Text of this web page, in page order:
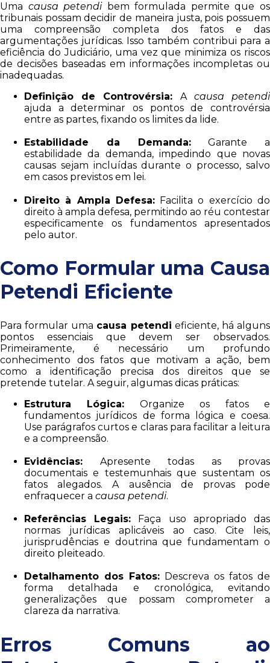
Uma causa petendibem formulada permite que os
tribunais possam decidir de maneira justa, pois possuem
uma compreensão completa dos fatos e das
argumentações jurídicas. Isso também contribui para a
eficiência do Judiciário, uma vez que minimiza os riscos
de decisões baseadas em informações incompletas ou
inadequadas.
Definição de Controvérsia: A causa petendi
ajuda a determinar os pontos de controvérsia
entre as partes, fixando os limites da lide.
Estabilidade da Demanda:Garante a
estabilidade da demanda, impedindo que novas
causas sejam incluídas durante o processo, salvo
em casos previstos em lei.
Direito à Ampla Defesa:Facilita o exercício do
direito à ampla defesa, permitindo ao réu contestar
especificamente os fundamentos apresentados
pelo autor.
Como Formular uma Causa
Petendi Eficiente
Para formular uma causa petendi eficiente, há alguns
pontos essenciais que devem ser observados.
Primeiramente, é necessário um profundo
conhecimento dos fatos que motivam a ação, bem
como a identificação precisa dos direitos que se
pretende tutelar. A seguir, algumas dicas práticas:
Estrutura Lógica: Organize os fatos e
fundamentos jurídicos de forma lógica e coesa.
Use parágrafos curtos e claras para facilitar a leitura
e a compreensão.
Evidências: Apresente todas as provas
documentais e testemunhais que sustentam os
fatos alegados. A ausência de provas pode
enfraquecer a causa petendi.
Referências Legais: Faça uso apropriado das
normas jurídicas aplicáveis ao caso. Cite leis,
jurisprudências e doutrina que fundamentam o
direito pleiteado.
Detalhamento dos Fatos: Descreva os fatos de
forma detalhada e cronológica, evitando
generalizações que possam comprometer a
clareza da narrativa.
Erros Comuns ao